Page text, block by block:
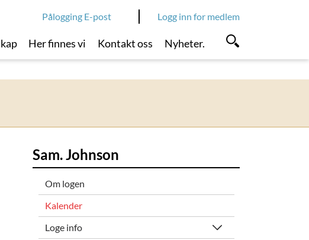
Logg inn for medlem
Pålogging E-post
Her finnes vi Kontakt oss Nyheter.
Sam. Johnson
Om logen
Kalender
Loge info